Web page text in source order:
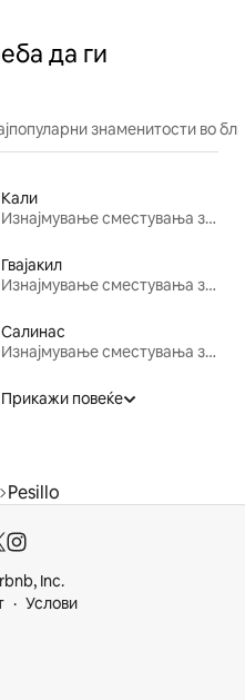
да ги
знаменитости во
Кали
Изнајмување сместувања за одмор
Гвајакил
Изнајмување сместувања за одмор
Салинас
Изнајмување сместувања за одмор
Прикажи повеќе
Pesillo
Inc.
Услови